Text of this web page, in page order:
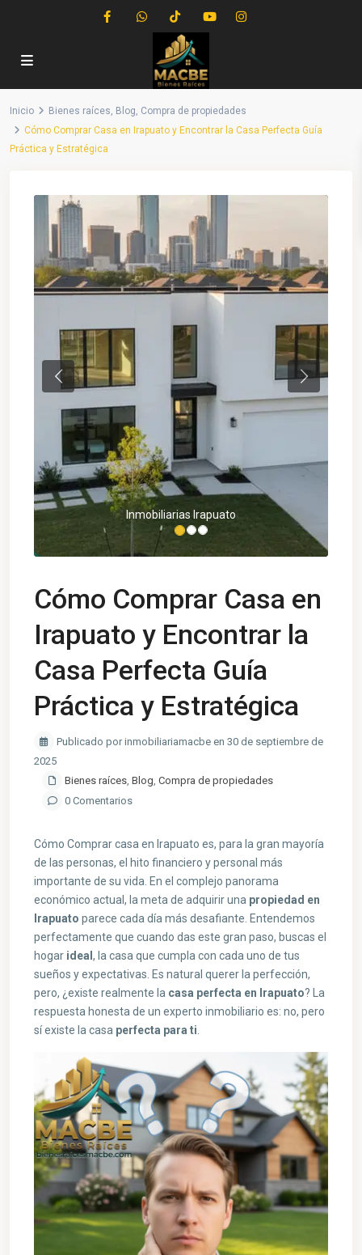
Inicio Bienes raíces, Blog, Compra de propiedades
Cómo Comprar Casa en Irapuato y Encontrar la Casa Perfecta Guía
Práctica y Estratégica
Inmobiliarias Irapuato
Previous Next
Cómo Comprar Casa en
Irapuato y Encontrar la
Casa Perfecta Guía
Práctica y Estratégica
Publicado por inmobiliariamacbe en 30 de septiembre de
2025
Bienes raíces, Blog, Compra de propiedades
0 Comentarios
Cómo Comprar casa en Irapuato es, para la gran mayoría
de las personas, el hito financiero y personal más
importante de su vida. En el complejo panorama
económico actual, la meta de adquirir una propiedad en
Irapuato parece cada día más desafiante. Entendemos
perfectamente que cuando das este gran paso, buscas el
hogar ideal , la casa que cumpla con cada uno de tus
sueños y expectativas. Es natural querer la perfección,
pero, ¿existe realmente la casa perfecta en Irapuato? La
respuesta honesta de un experto inmobiliario es: no, pero
sí existe la casa perfecta para ti